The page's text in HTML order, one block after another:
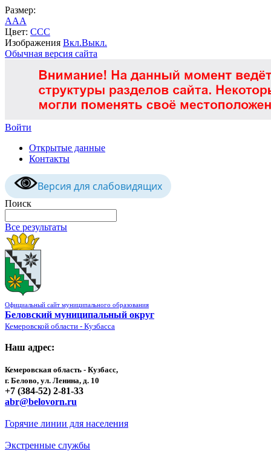
Размер:
AAA
Цвет: CCC
Изображения Вкл.Выкл.
Обычная версия сайта
Войти
Открытые данные
Контакты
Версия для слабовидящих
Поиск
Все результаты
Официальный сайт муниципального образования
Беловский муниципальный округ
Кемеровской области - Кузбасса
Наш адрес:
Кемеровская область - Кузбасс,
г. Белово, ул. Ленина, д. 10
+7 (384-52) 2-81-33
abr@belovorn.ru
Горячие линии для населения
Экстренные службы